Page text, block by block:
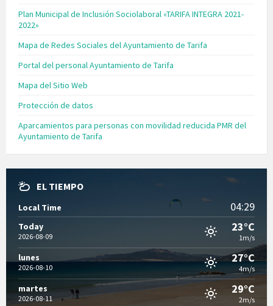
Plan Municipal de Inclusión Sociolaboral «TARIFA INTEGRA 2021-
2022»
Mapa de Redes Sociales del Ayuntamiento de Tarifa
Portal del personal Ayuntamiento de Tarifa
Mapa del Sitio Web
Protección de datos
Aparcamientos para personas con movilidad reducida PMR del
Ayuntamiento de Tarifa
EL TIEMPO
Local Time 04:29
Today
2026-08-09
23°C
1m/s
lunes
2026-08-10
27°C
4m/s
martes
2026-08-11
29°C
2m/s